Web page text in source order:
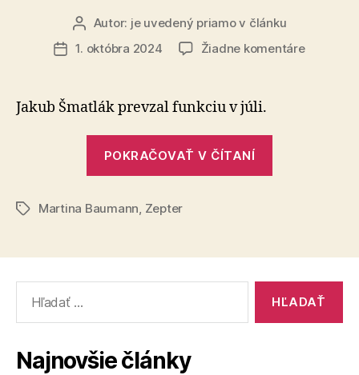
Autor
článku
Autor: je uvedený priamo v článku
Dátum
1. októbra 2024 Žiadne komentárena
pozýva
nového
Jakub Šmatlák prevzal funkciu v júli.
POKRAČOVAŤ V ČÍTANÍ
pre
a
ZnačkyMartina Baumann, Zepter
Najnovšie články